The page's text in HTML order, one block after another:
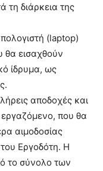
τη διάρκεια της
(laptop)
θα εισαχθούν
ίδρυμα, ως
αποδοχές και
εργαζόμενο, που θα
αιμοδοσίας
Εργοδότη. Η
το σύνολο των